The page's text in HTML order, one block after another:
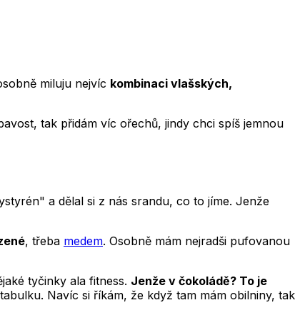
miluju nejvíc kombinaci vlašských,
tak přidám víc ořechů, jindy chci spíš jemnou
a dělal si z nás srandu, co to jíme. Jenže
, třeba medem. Osobně mám nejradši pufovanou
tyčinky ala fitness. Jenže v čokoládě? To je
Navíc si říkám, že když tam mám obilniny, tak